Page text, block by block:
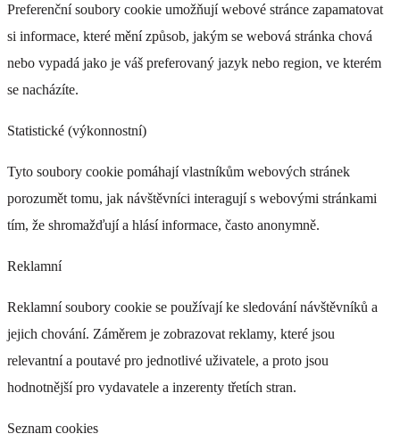
Preferenční soubory cookie umožňují webové stránce zapamatovat
si informace, které mění způsob, jakým se webová stránka chová
nebo vypadá jako je váš preferovaný jazyk nebo region, ve kterém
se nacházíte.
Statistické (výkonnostní)
Tyto soubory cookie pomáhají vlastníkům webových stránek
porozumět tomu, jak návštěvníci interagují s webovými stránkami
tím, že shromažďují a hlásí informace, často anonymně.
Reklamní
Reklamní soubory cookie se používají ke sledování návštěvníků a
jejich chování. Záměrem je zobrazovat reklamy, které jsou
relevantní a poutavé pro jednotlivé uživatele, a proto jsou
hodnotnější pro vydavatele a inzerenty třetích stran.
Seznam cookies